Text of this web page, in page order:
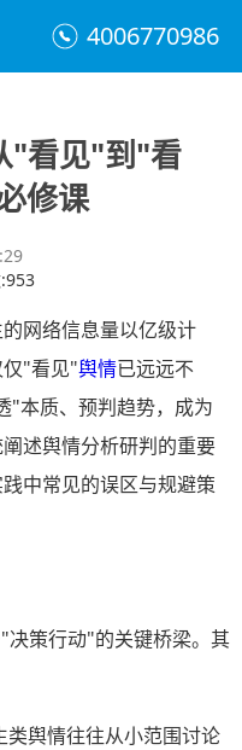
4006770986
"看见"到"看
修课
:953
网络信息量以亿级计
"看见"舆情已远远不
"本质、预判趋势，成为
述舆情分析研判的重要
中常见的误区与规避策
策行动"的关键桥梁。其
舆情往往从小范围讨论